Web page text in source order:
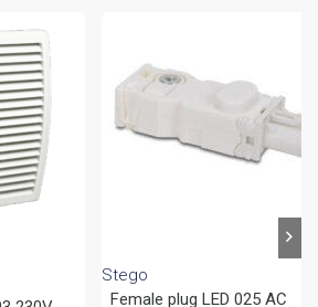
Stego
Female plug LED 025 AC